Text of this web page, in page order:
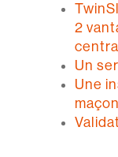
2
Un
Une